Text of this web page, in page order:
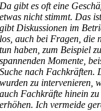
Da gibt es oft eine
etwas nicht stimmt. Das
gibt Diskussionen im
los, auch bei Fragen, die
tun haben, zum Beispiel
spannenden Momente,
Suche nach Fachkräften.
wurden zu intervenieren,
auch Fachkräfte hinein
erhöhen. Ich vermeide